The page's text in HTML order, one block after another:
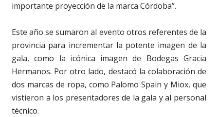
importante proyección de la marca Córdoba”.
Este año se sumaron al evento otros referentes de la
provincia para incrementar la potente imagen de la
gala, como la icónica imagen de Bodegas Gracia
Hermanos. Por otro lado, destacó la colaboración de
dos marcas de ropa, como Palomo Spain y Miox, que
vistieron a los presentadores de la gala y al personal
técnico.